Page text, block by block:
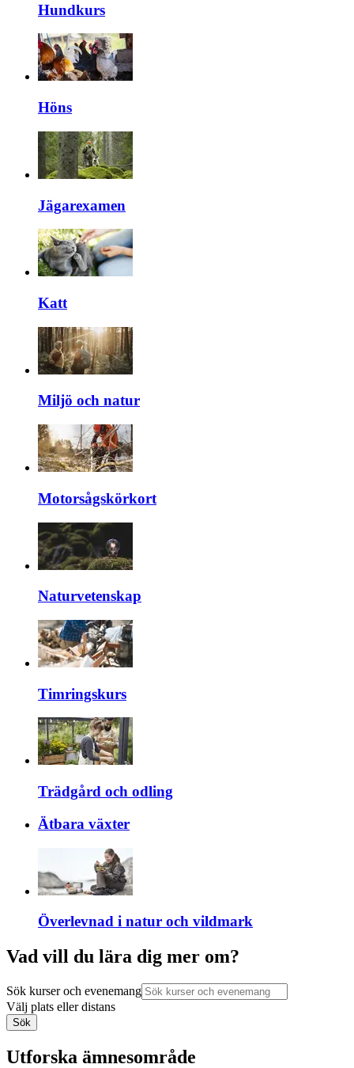
Hundkurs
Höns
Jägarexamen
Katt
Miljö och natur
Motorsågskörkort
Naturvetenskap
Timringskurs
Trädgård och odling
Ätbara växter
Överlevnad i natur och vildmark
Vad vill du lära dig mer om?
Sök kurser och evenemang
Välj plats eller distans
Sök
Utforska ämnesområde